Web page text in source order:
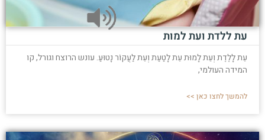
עת ללדת ועת למות
עֵת לָלֶדֶת וְעֵת לָמוּת עֵת לָטַעַת וְעֵת לַעֲקוֹר נָטוּעַ. עונש הרוצח וגורל, קו
המידה העולמי,
להמשך לחצו כאן >>